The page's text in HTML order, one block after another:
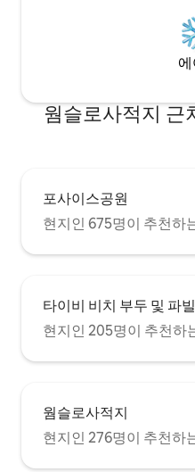
웜슬로사적지 근
포사이스공원
현지인 675명이 추천하
타이비 비치 부두 및 파
현지인 205명이 추천하
웜슬로사적지
현지인 276명이 추천하